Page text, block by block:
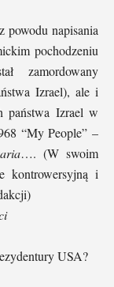
napisania
pochodzeniu
zamordowany
Izrael), ale i
państwa Izrael w
“My People” –
…. (W swoim
kontrowersyjną i
USA?